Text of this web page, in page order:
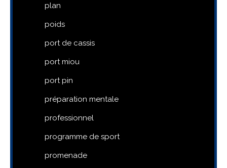
plan
poids
port de cassis
port miou
port pin
préparation mentale
professionnel
programme de sport
promenade